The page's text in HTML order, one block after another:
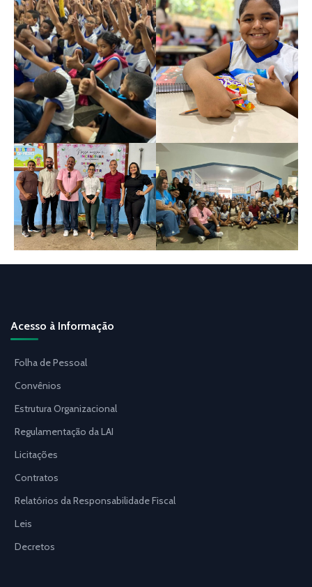
Acesso à Informação
Folha de Pessoal
Convênios
Estrutura Organizacional
Regulamentação da LAI
Licitações
Contratos
Relatórios da Responsabilidade Fiscal
Leis
Decretos